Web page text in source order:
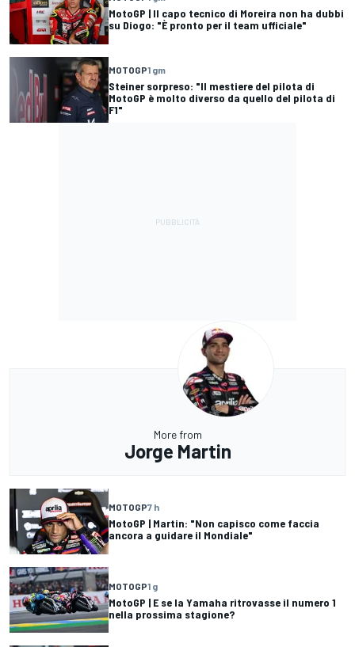
MotoGP | Il capo tecnico di Moreira non ha dubbi
su Diogo: "È pronto per il team ufficiale"
MOTOGP1 gm
Steiner sorpreso: "Il mestiere del pilota di
MotoGP è molto diverso da quello del pilota di
F1"
More from
Jorge Martin
MOTOGP7 h
MotoGP | Martin: "Non capisco come faccia
ancora a guidare il Mondiale"
MOTOGP1 g
MotoGP | E se la Yamaha ritrovasse il numero 1
nella prossima stagione?